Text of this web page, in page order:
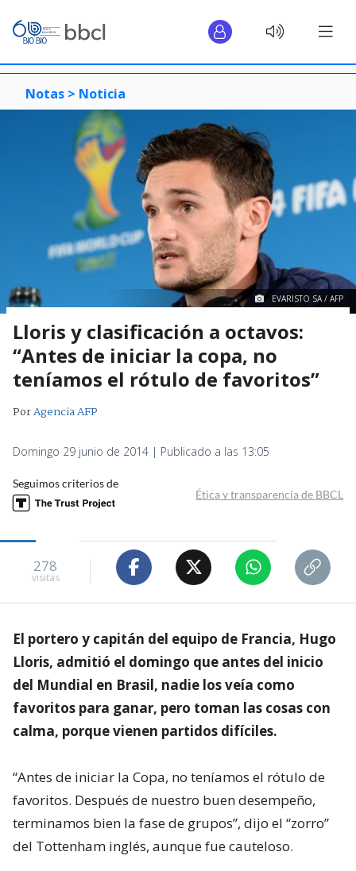
Notas > Noticia
EVARISTO SA / AFP
Lloris y clasificación a octavos:
“Antes de iniciar la copa, no
teníamos el rótulo de favoritos”
PorAgencia AFP
Domingo 29 junio de 2014 | Publicado a las 13:05
Seguimos criterios de
Ética y transparencia de BBCL
278
visitas
El portero y capitán del equipo de Francia, Hugo
Lloris, admitió el domingo que antes del inicio
del Mundial en Brasil, nadie los veía como
favoritos para ganar, pero toman las cosas con
calma, porque vienen partidos difíciles.
“Antes de iniciar la Copa, no teníamos el rótulo de
favoritos. Después de nuestro buen desempeño,
terminamos bien la fase de grupos”, dijo el “zorro”
del Tottenham inglés, aunque fue cauteloso.